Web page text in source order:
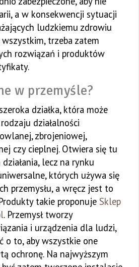
a w konsekwencji sytuacji
ludzkiemu zdrowiu
wszystkim, trzeba zatem
rozwiązań i produktów
w przemyśle?
działka, która może
działalności
zbrojeniowej,
czy cieplnej. Otwiera się tu
lecz na rynku
których używa się
przemysłu, a wręcz jest to
takie proponuje Sklep
. Przemysł tworzy
i urządzenia dla ludzi,
o to, aby wszystkie one
ochronę. Na najwyższym